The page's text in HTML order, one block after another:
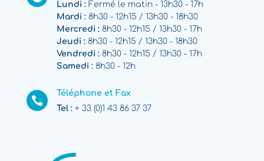
Lundi :Fermé le matin - 13h30 - 17h
Mardi :8h30 - 12h15 / 13h30 - 18h30
Mercredi :8h30 - 12h15 / 13h30 - 17h
Jeudi :8h30 - 12h15 / 13h30 - 18h30
Vendredi :8h30 - 12h15 / 13h30 - 17h
Samedi :8h30 - 12h

Téléphone et Fax
Tel :+ 33 (0)1 43 86 37 37